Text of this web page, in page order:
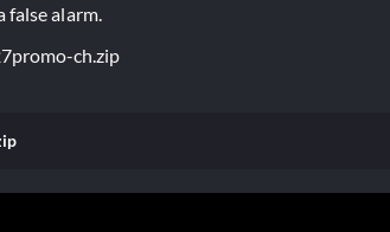
false alarm.
ch.zip